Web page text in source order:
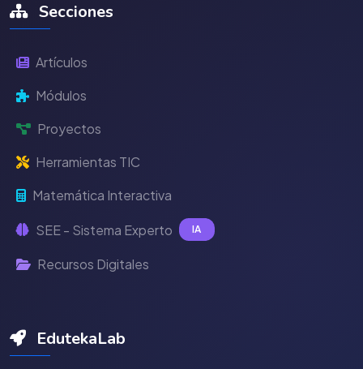
Secciones
Artículos
Módulos
Proyectos
Herramientas TIC
Matemática Interactiva
SEE - Sistema Experto IA
Recursos Digitales
EdutekaLab